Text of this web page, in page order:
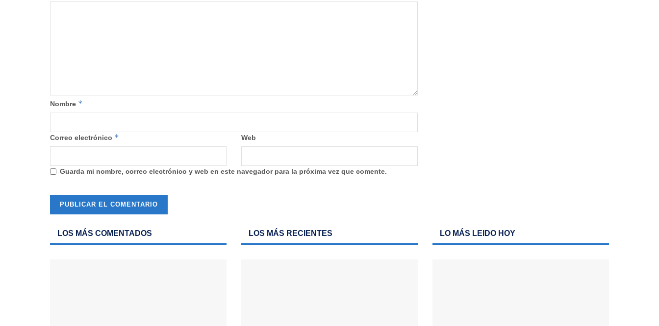
Nombre *
Correo electrónico * Web
Guarda mi nombre, correo electrónico y web en este navegador para la próxima vez que comente.
LOS MÁS COMENTADOS LOS MÁS RECIENTES LO MÁS LEIDO HOY